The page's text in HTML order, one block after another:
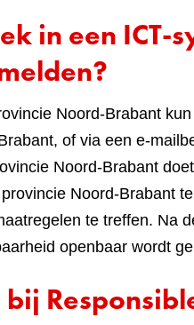
in een ICT-
Noord-Brabant
of via een e-
Noord-Brabant
Noord-Brabant
te treffen. Na
openbaar wordt